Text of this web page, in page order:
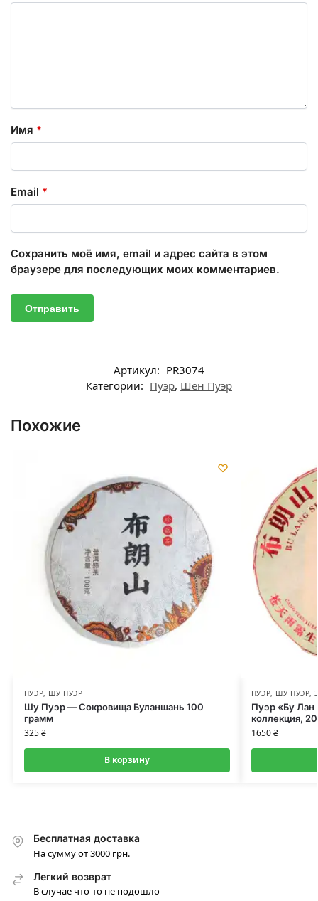
Имя *
Email *
Сохранить моё имя, email и адрес сайта в этом
браузере для последующих моих комментариев.
Артикул: PR3074
Категории: Пуэр, Шен Пуэр
Похожие
ПУЭР, ШУ ПУЭР
Шу Пуэр — Сокровища Буланшань 100
грамм
325₴
В корзину
ПУЭР, ШУ ПУЭР,
Пуэр «Бу Лан
коллекция,
1650₴
Бесплатная доставка
На сумму от 3000 грн.
Легкий возврат
В случае что-то не подошло